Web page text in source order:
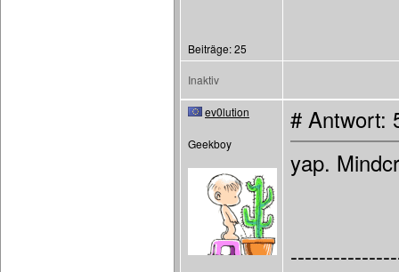
Beiträge: 25
Inaktiv
ev0lution
Geekboy
# Antwort:
yap.